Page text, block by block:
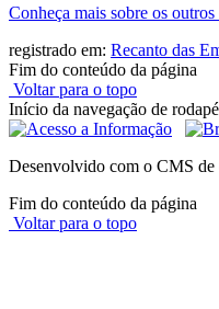
Conheça mais sobre os
registrado em: Recanto das
Fim do conteúdo da página
Voltar para o topo
Início da navegação de rodapé
Desenvolvido com o CMS de
Fim do conteúdo da página
Voltar para o topo